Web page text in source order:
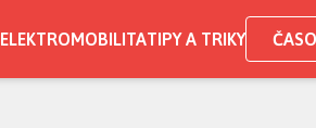
ELEKTROMOBILITATIPY A TRIKY